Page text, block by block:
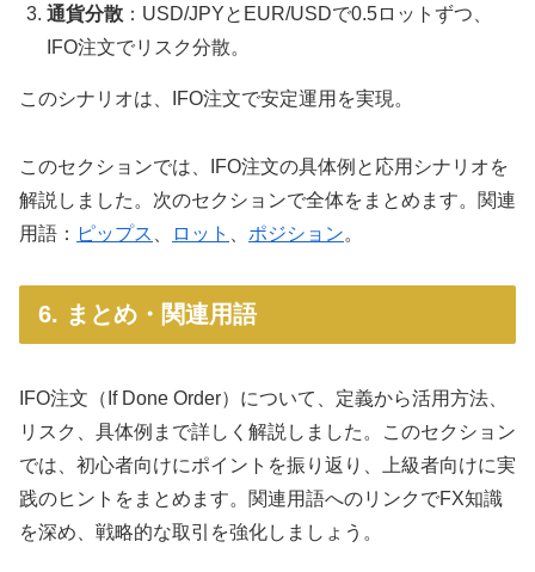
通貨分散 ：USD/JPYとEUR/USDで0.5ロットずつ、
IFO注文でリスク分散。
このシナリオは、IFO注文で安定運用を実現。
このセクションでは、IFO注文の具体例と応用シナリオを
解説しました。次のセクションで全体をまとめます。関連
用語： ピップス ロット ポジション。
6. まとめ・関連用語
IFO注文（If Done Order）について、定義から活用方法、
リスク、具体例まで詳しく解説しました。このセクション
では、初心者向けにポイントを振り返り、上級者向けに実
践のヒントをまとめます。関連用語へのリンクでFX知識
を深め、戦略的な取引を強化しましょう。